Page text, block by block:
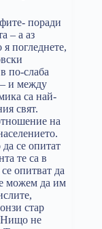
поради
– а аз
погледнете,
по-слаба
– и между
са най-
свят.
на
се опитат
те са в
опитват да
можем да им
стар
Нищо не